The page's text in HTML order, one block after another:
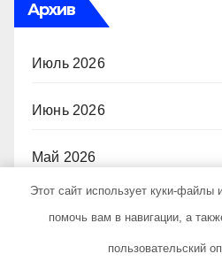
Архив
Июль 2026
Июнь 2026
Май 2026
Этот сайт использует куки-файлы
помочь вам в навигации, а
пользовательский